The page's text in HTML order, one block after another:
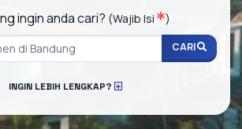
ingin anda cari? (Wajib Isi )
CARI
INGIN LEBIH LENGKAP?